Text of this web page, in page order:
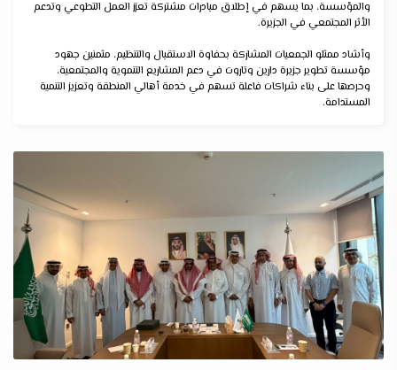
والمؤسسة، بما يسهم في إطلاق مبادرات مشتركة تعزز العمل التطوعي وتدعم
الأثر المجتمعي في الجزيرة.
وأشاد ممثلو الجمعيات المشاركة بحفاوة الاستقبال والتنظيم، مثمنين جهود
مؤسسة تطوير جزيرة دارين وتاروت في دعم المشاريع التنموية والمجتمعية،
وحرصها على بناء شراكات فاعلة تسهم في خدمة أهالي المنطقة وتعزيز التنمية
المستدامة.